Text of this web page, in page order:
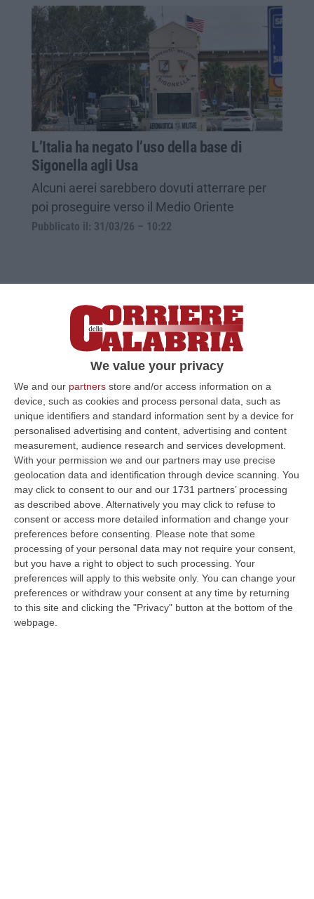
We value your privacy
We and our partners store and/or access information on a
device, such as cookies and process personal data, such as
unique identifiers and standard information sent by a device for
personalised advertising and content, advertising and content
measurement, audience research and services development.
With your permission we and our partners may use precise
geolocation data and identification through device scanning. You
may click to consent to our and our 1731 partners’ processing
as described above. Alternatively you may click to refuse to
consent or access more detailed information and change your
preferences before consenting. Please note that some
processing of your personal data may not require your consent,
but you have a right to object to such processing. Your
preferences will apply to this website only. You can change your
preferences or withdraw your consent at any time by returning
to this site and clicking the "Privacy" button at the bottom of the
webpage.
L’Italia ha negato l’uso della base di
Sigonella agli Usa
Alcuni aerei sarebbero dovuti atterrare per
poi proseguire verso il Medio Oriente
Pubblicato il: 31/03/26 – 10:22
Trump: «Vicina la fine della guerra»
Il prezzo del petrolio, salito fino a 120 dollari è
sceso sotto i 90
Pubblicato il: 10/03/26 – 7:59